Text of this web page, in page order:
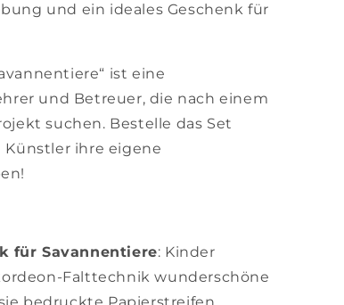
und ein ideales Geschenk für
ist eine
und Betreuer, die nach einem
suchen. Bestelle das Set
ihre eigene
für Savannentiere: Kinder
Falttechnik wunderschöne